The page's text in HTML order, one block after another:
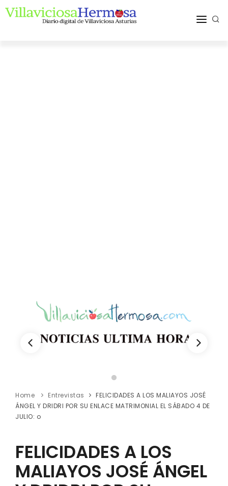
Home Entrevistas
FELICIDADES A LOS MALIAYOS JOSÉ
ÁNGEL Y DRIDRI POR SU ENLACE MATRIMONIAL EL SÁBADO 4 DE
JULIO: o
FELICIDADES A LOS
MALIAYOS JOSÉ ÁNGEL